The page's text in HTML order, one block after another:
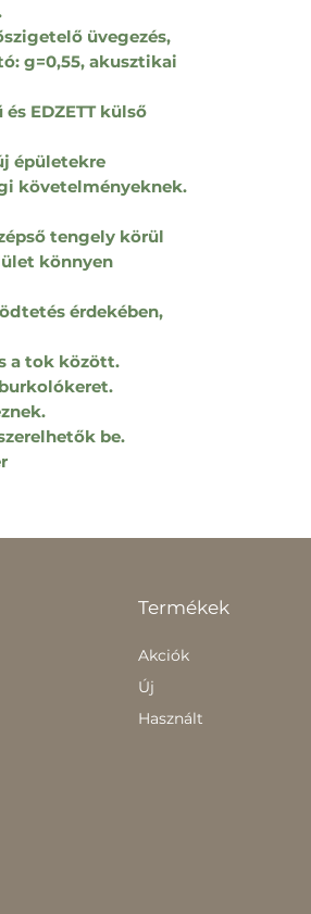
üvegezés,
g=0,55, akusztikai
EDZETT külső
épületekre
követelményeknek.
tengely körül
könnyen
érdekében,
a tok között.
be.
Termékek
Akciók
Új
Használt